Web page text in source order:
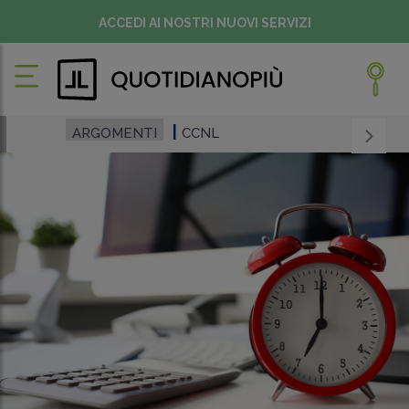
ACCEDI AI NOSTRI NUOVI SERVIZI
ARGOMENTI CCNL